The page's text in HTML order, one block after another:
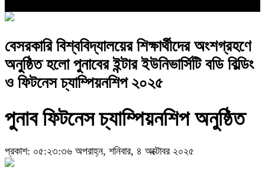
বেসরকারি বিশ্ববিদ্যালয়ের শিক্ষার্থীদের অংশগ্রহণে
অনুষ্ঠিত হলো পুনাবের ইন্টার ইউনিভার্সিটি বডি বিল্ডিং
ও ফিটনেস চ্যাম্পিয়নশিপ ২০২৫
পুনাব ফিটনেস চ্যাম্পিয়নশিপ অনুষ্ঠিত
প্রকাশ: ০৫:২৩:৩৬ অপরাহ্ন, শনিবার, ৪ অক্টোবর ২০২৫